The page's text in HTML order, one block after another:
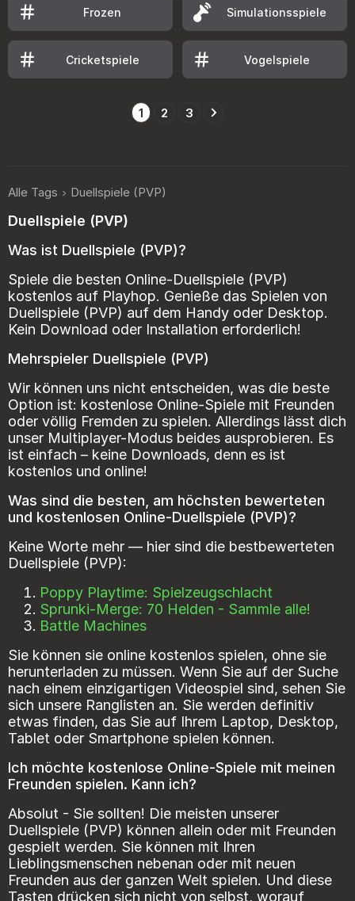
Frozen Simulationsspiele
Cricketspiele Vogelspiele
1 2 3
Alle Tags Duellspiele (PVP)
Duellspiele (PVP)
Was ist Duellspiele (PVP)?
Spiele die besten Online-Duellspiele (PVP)
kostenlos auf Playhop. Genieße das Spielen von
Duellspiele (PVP) auf dem Handy oder Desktop.
Kein Download oder Installation erforderlich!
Mehrspieler Duellspiele (PVP)
Wir können uns nicht entscheiden, was die beste
Option ist: kostenlose Online-Spiele mit Freunden
oder völlig Fremden zu spielen. Allerdings lässt dich
unser Multiplayer-Modus beides ausprobieren. Es
ist einfach – keine Downloads, denn es ist
kostenlos und online!
Was sind die besten, am höchsten bewerteten
und kostenlosen Online-Duellspiele (PVP)?
Keine Worte mehr — hier sind die bestbewerteten
Duellspiele (PVP):
Poppy Playtime: Spielzeugschlacht
Sprunki-Merge: 70 Helden - Sammle alle!
Battle Machines
Sie können sie online kostenlos spielen, ohne sie
herunterladen zu müssen. Wenn Sie auf der Suche
nach einem einzigartigen Videospiel sind, sehen Sie
sich unsere Ranglisten an. Sie werden definitiv
etwas finden, das Sie auf Ihrem Laptop, Desktop,
Tablet oder Smartphone spielen können.
Ich möchte kostenlose Online-Spiele mit meinen
Freunden spielen. Kann ich?
Absolut - Sie sollten! Die meisten unserer
Duellspiele (PVP) können allein oder mit Freunden
gespielt werden. Sie können mit Ihren
Lieblingsmenschen nebenan oder mit neuen
Freunden aus der ganzen Welt spielen. Und diese
Tasten drücken sich nicht von selbst, worauf